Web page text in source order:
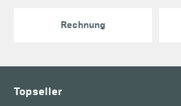
Rechnung
Topseller